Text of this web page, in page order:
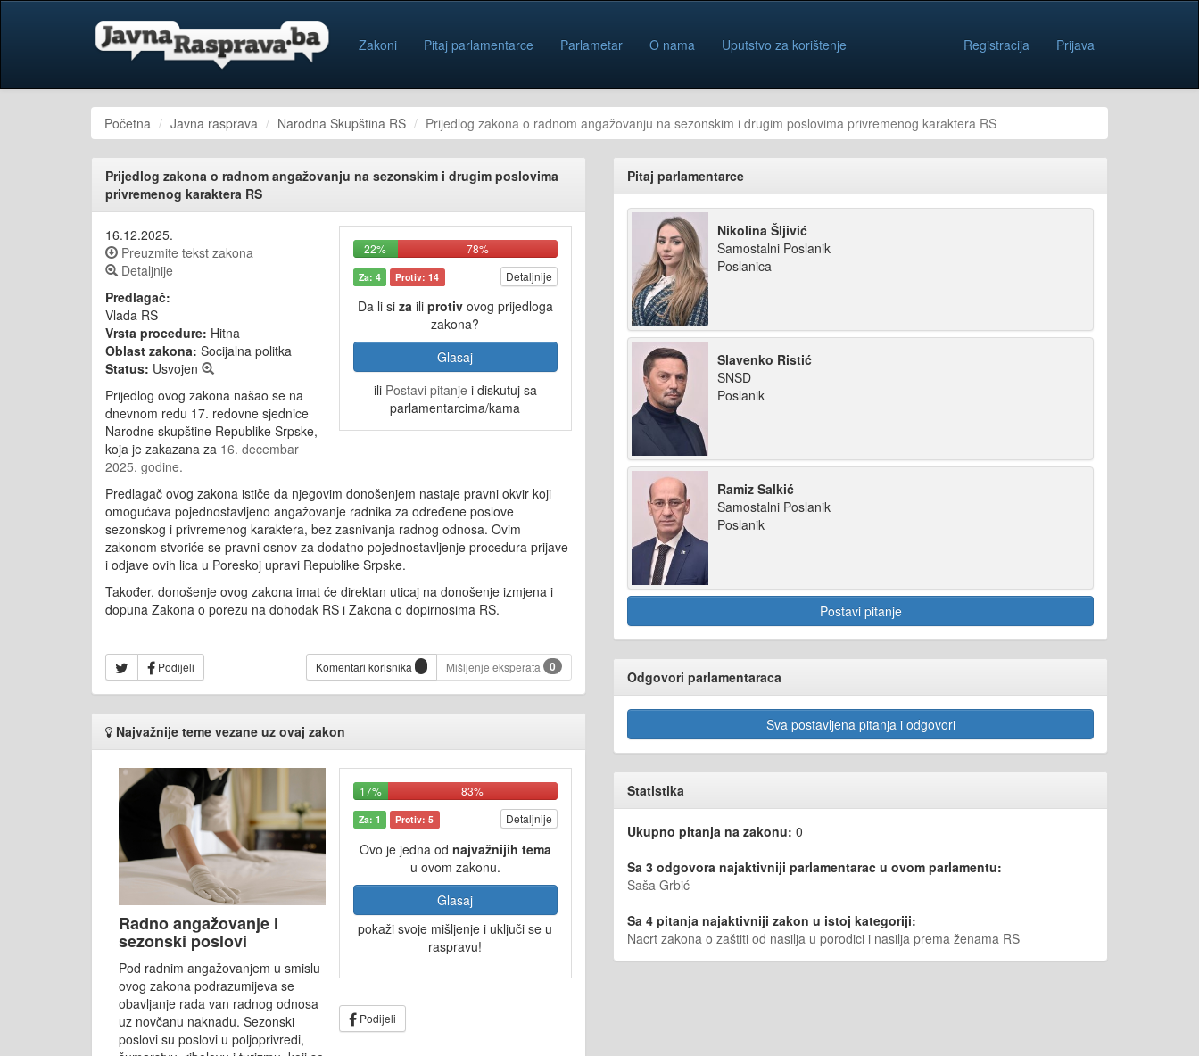
Zakoni Pitaj parlamentarce Parlametar O nama Uputstvo za korištenje Registracija Prijava
Početna Javna rasprava Narodna Skupština RS Prijedlog zakona o radnom angažovanju na sezonskim i drugim poslovima privremenog karaktera RS
Prijedlog zakona o radnom angažovanju na sezonskim i drugim poslovima
privremenog karaktera RS
22% 78%
Za: 4 Protiv: 14 Detaljnije
Da li si zaili protivovog prijedloga
zakona?
Glasaj
ili Postavi pitanje i diskutuj sa
parlamentarcima/kama
16.12.2025.
Preuzmite tekst zakona
Detaljnije
Predlagač:
Vlada RS
Vrsta procedure: Hitna
Oblast zakona: Socijalna politka
Status: Usvojen
Prijedlog ovog zakona našao se na
dnevnom redu 17. redovne sjednice
Narodne skupštine Republike Srpske,
koja je zakazana za 16. decembar
2025. godine.
Predlagač ovog zakona ističe da njegovim donošenjem nastaje pravni okvir koji
omogućava pojednostavljeno angažovanje radnika za određene poslove
sezonskog i privremenog karaktera, bez zasnivanja radnog odnosa. Ovim
zakonom stvoriće se pravni osnov za dodatno pojednostavljenje procedura prijave
i odjave ovih lica u Poreskoj upravi Republike Srpske.
Također, donošenje ovog zakona imat će direktan uticaj na donošenje izmjena i
dopuna Zakona o porezu na dohodak RS i Zakona o dopirnosima RS.
Podijeli Komentari korisnika Mišljenje eksperata 0
Najvažnije teme vezane uz ovaj zakon
Radno angažovanje i
sezonski poslovi
Pod radnim angažovanjem u smislu
ovog zakona podrazumijeva se
obavljanje rada van radnog odnosa
uz novčanu naknadu. Sezonski
poslovi su poslovi u poljoprivredi,
17% 83%
Za: 1 Protiv: 5 Detaljnije
Ovo je jedna od najvažnijih tema
u ovom zakonu.
Glasaj
pokaži svoje mišljenje i uključi se u
raspravu!
Podijeli
Pitaj parlamentarce
Nikolina Šljivić
Samostalni Poslanik
Poslanica
Slavenko Ristić
SNSD
Poslanik
Ramiz Salkić
Samostalni Poslanik
Poslanik
Postavi pitanje
Odgovori parlamentaraca
Sva postavljena pitanja i odgovori
Statistika
Ukupno pitanja na zakonu: 0
Sa 3 odgovora najaktivniji parlamentarac u ovom parlamentu:
Saša Grbić
Sa 4 pitanja najaktivniji zakon u istoj kategoriji:
Nacrt zakona o zaštiti od nasilja u porodici i nasilja prema ženama RS